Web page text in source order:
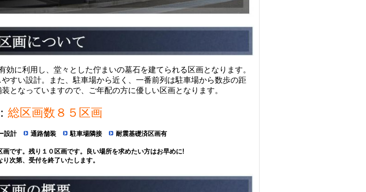
効に利用し、堂々とした佇まいの墓石を建てられる区画となります。
すい設計。また、駐車場から近く、一番前列は駐車場から数歩の距
となっていますので、ご年配の方に優しい区画となります。
総区画数８５区画
設計 通路舗装 駐車場隣接 耐震基礎済区画有
画です。残り１０区画です。良い場所を求めたい方はお早めに!
次第、受付を終了いたします。